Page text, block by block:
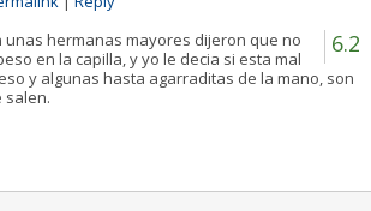
6.2
hermanas mayores dijeron que no
en la capilla, y yo le decia si esta mal
y algunas hasta agarraditas de la mano, son
salen.